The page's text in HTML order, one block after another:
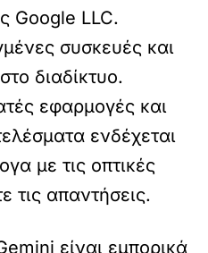
Google LLC.
συσκευές και
διαδίκτυο.
εφαρμογές και
ενδέχεται
με τις οπτικές
τις απαντήσεις.
είναι εμπορικά